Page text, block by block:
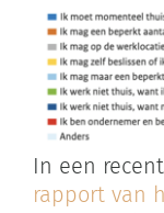
In een
rapport van